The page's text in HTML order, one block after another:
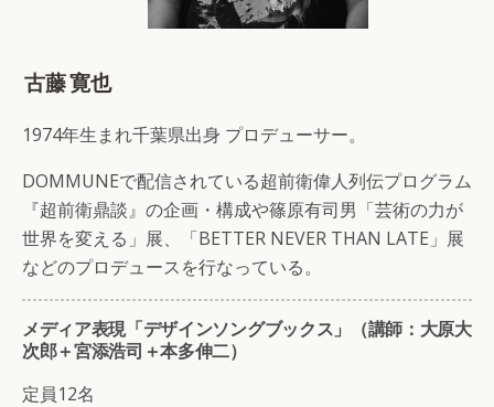
古藤 寛也
1974年生まれ千葉県出身 プロデューサー。
DOMMUNEで配信されている超前衛偉人列伝プログラム
『超前衛鼎談』の企画・構成や篠原有司男「芸術の力が
世界を変える」展、「BETTER NEVER THAN LATE」展
などのプロデュースを行なっている。
メディア表現「デザインソングブックス」（講師：大原大
次郎＋宮添浩司＋本多伸二）
定員12名